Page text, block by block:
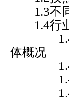
1.3不同
1.4行业
1.4.1十
体概况
1.4.2二
1.4.3进
1.4.4